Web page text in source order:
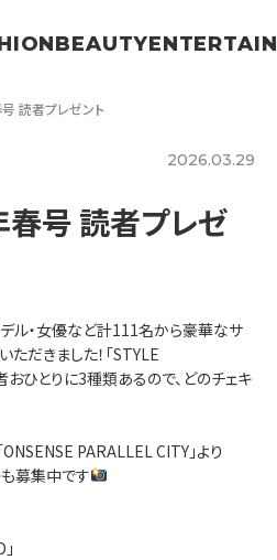
BEAUTY
読者プレゼント
2026.03.29
号 読者プレゼ
ル・女優など計111名から豪華なサ
ただきました！「STYLE
ひとりに3種類あるので、どのチェキ
PARALLEL CITY」より
募集中です